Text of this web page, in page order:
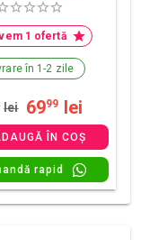
1 ofertă
în 1-2 zile
lei 6999 lei
ÎN COȘ
rapid